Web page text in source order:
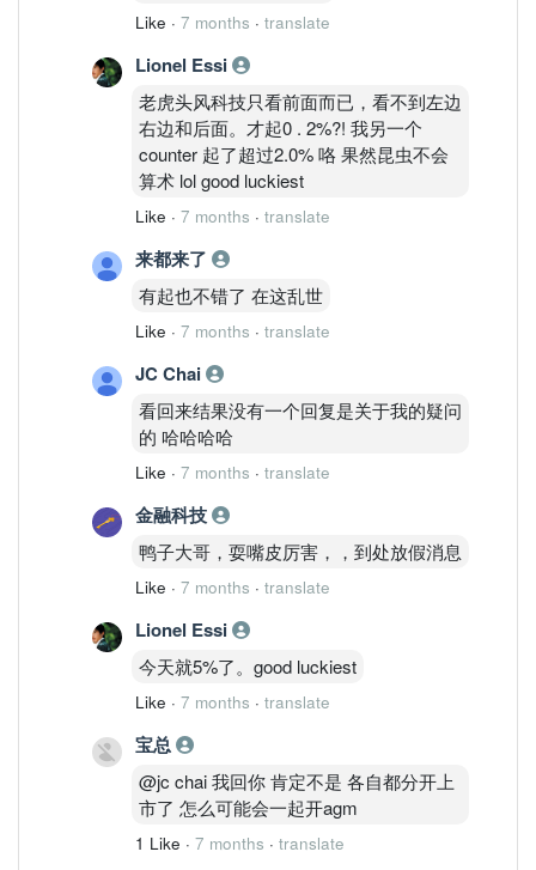
Like · 7 months · translate
Lionel Essi
老虎头风科技只看前面而已，看不到左边
右边和后面。才起0 . 2%?! 我另一个
counter 起了超过2.0% 咯 果然昆虫不会
算术 lol good luckiest
Like · 7 months · translate
来都来了
有起也不错了 在这乱世
Like · 7 months · translate
JC Chai
看回来结果没有一个回复是关于我的疑问
的 哈哈哈哈
Like · 7 months · translate
金融科技
鸭子大哥，耍嘴皮厉害，，到处放假消息
Like · 7 months · translate
Lionel Essi
今天就5%了。good luckiest
Like · 7 months · translate
宝总
@jc chai 我回你 肯定不是 各自都分开上
市了 怎么可能会一起开agm
1 Like · 7 months · translate